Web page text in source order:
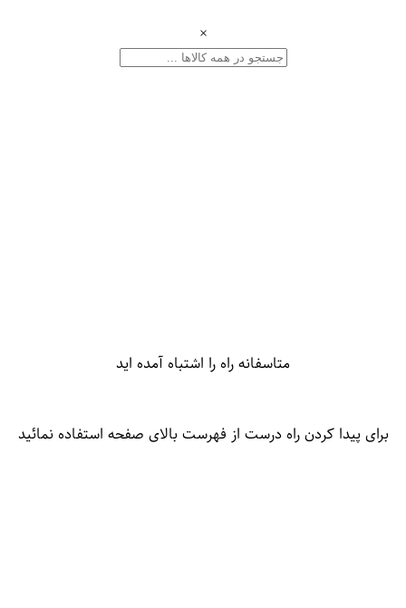
×
متاسفانه راه را اشتباه آمده اید
برای پیدا کردن راه درست از فهرست بالای صفحه استفاده نمائید